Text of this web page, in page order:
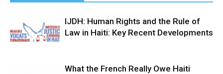
IJDH: Human Rights and the Rule of
Law in Haiti: Key Recent Developments
What the French Really Owe Haiti